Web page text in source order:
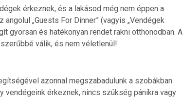
érkeznek, és a lakásod még nem éppen a
angolul „Guests For Dinner” (vagyis „Vendégek
gyorsan és hatékonyan rendet rakni otthonodban. A
válik, és nem véletlenül!
azonnal megszabadulunk a szobákban
érkeznek, nincs szükség pánikra vagy